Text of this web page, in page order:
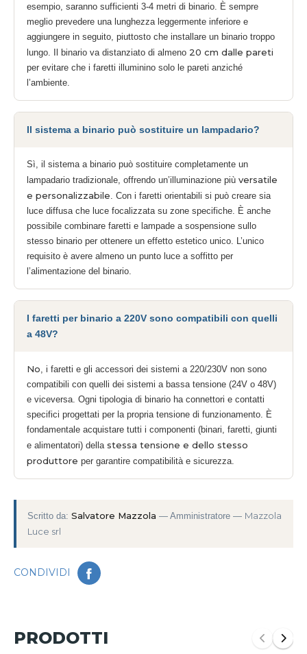
esempio, saranno sufficienti 3-4 metri di binario. È sempre
meglio prevedere una lunghezza leggermente inferiore e
aggiungere in seguito, piuttosto che installare un binario troppo
lungo. Il binario va distanziato di almeno 20 cm dalle pareti
per evitare che i faretti illuminino solo le pareti anziché
l’ambiente.
Il sistema a binario può sostituire un lampadario?
Sì, il sistema a binario può sostituire completamente un
lampadario tradizionale, offrendo un’illuminazione più versatile
e personalizzabile . Con i faretti orientabili si può creare sia
luce diffusa che luce focalizzata su zone specifiche. È anche
possibile combinare faretti e lampade a sospensione sullo
stesso binario per ottenere un effetto estetico unico. L’unico
requisito è avere almeno un punto luce a soffitto per
l’alimentazione del binario.
I faretti per binario a 220V sono compatibili con quelli
a 48V?
No , i faretti e gli accessori dei sistemi a 220/230V non sono
compatibili con quelli dei sistemi a bassa tensione (24V o 48V)
e viceversa. Ogni tipologia di binario ha connettori e contatti
specifici progettati per la propria tensione di funzionamento. È
fondamentale acquistare tutti i componenti (binari, faretti, giunti
e alimentatori) della stessa tensione e dello stesso
produttore per garantire compatibilità e sicurezza.
Scritto da: Salvatore Mazzola — Amministratore — Mazzola
Luce srl
CONDIVIDI
PRODOTTI